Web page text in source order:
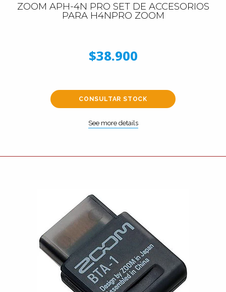
ZOOM APH-4N PRO SET DE ACCESORIOS
PARA H4NPRO ZOOM
$38.900
CONSULTAR STOCK
See more details